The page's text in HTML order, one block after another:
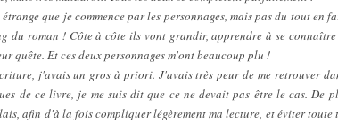
que je commence par les personnages, mais pas du tout en
du roman ! Côte à côte ils vont grandir, apprendre à se
quête. Et ces deux personnages m'ont beaucoup plu !
j'avais un gros à priori. J'avais très peur de me retrouver
de ce livre, je me suis dit que ce ne devait pas être le cas. De
afin d'à la fois compliquer légèrement ma lecture, et éviter